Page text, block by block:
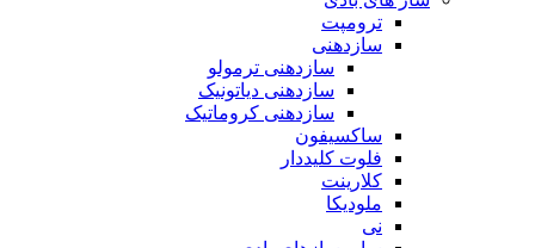
ترومپت
سازدهنی
سازدهنی ترمولو
سازدهنی دیاتونیک
سازدهنی کروماتیک
ساکسیفون
فلوت کلیددار
کلارینت
ملودیکا
نی